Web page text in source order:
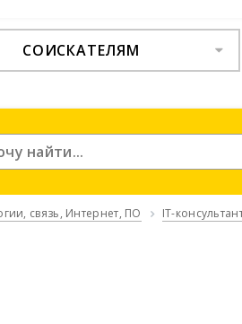
СОИСКАТЕЛЯМ
связь, Интернет, ПО IT-